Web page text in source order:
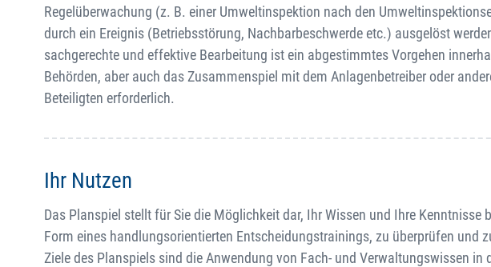
Regelüberwachung (z. B. einer Umweltinspektion nach den
durch ein Ereignis (Betriebsstörung, Nachbarbeschwerde etc.) ausgelöst
sachgerechte und effektive Bearbeitung ist ein abgestimmtes Vorgehen
Behörden, aber auch das Zusammenspiel mit dem Anlagenbetreiber oder
Beteiligten erforderlich.
Ihr Nutzen
Das Planspiel stellt für Sie die Möglichkeit dar, Ihr Wissen und Ihre
Form eines handlungsorientierten Entscheidungstrainings, zu überprüfen und
Ziele des Planspiels sind die Anwendung von Fach- und Verwaltungswissen in